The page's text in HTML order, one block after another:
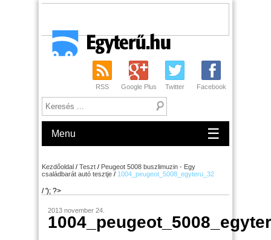
RSS Google Plus Twitter Facebook
Menu ☰
Kezdőoldal / Teszt / Peugeot 5008 buszlimuzin - Egy
családbarát autó tesztje / 1004_peugeot_5008_egyteru_32
/ '); ?>
2013 november 24.